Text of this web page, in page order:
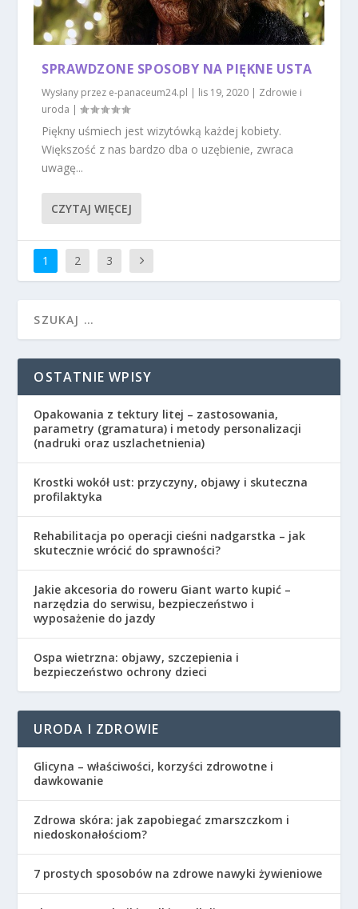
SPRAWDZONE SPOSOBY NA PIĘKNE USTA
Wysłany przez e-panaceum24.pl | lis 19, 2020 | Zdrowie i
uroda |
Piękny uśmiech jest wizytówką każdej kobiety.
Większość z nas bardzo dba o uzębienie, zwraca
uwagę...
CZYTAJ WIĘCEJ
1 2 3
OSTATNIE WPISY
Opakowania z tektury litej – zastosowania,
parametry (gramatura) i metody personalizacji
(nadruki oraz uszlachetnienia)
Krostki wokół ust: przyczyny, objawy i skuteczna
profilaktyka
Rehabilitacja po operacji cieśni nadgarstka – jak
skutecznie wrócić do sprawności?
Jakie akcesoria do roweru Giant warto kupić –
narzędzia do serwisu, bezpieczeństwo i
wyposażenie do jazdy
Ospa wietrzna: objawy, szczepienia i
bezpieczeństwo ochrony dzieci
URODA I ZDROWIE
Glicyna – właściwości, korzyści zdrowotne i
dawkowanie
Zdrowa skóra: jak zapobiegać zmarszczkom i
niedoskonałościom?
7 prostych sposobów na zdrowe nawyki żywieniowe